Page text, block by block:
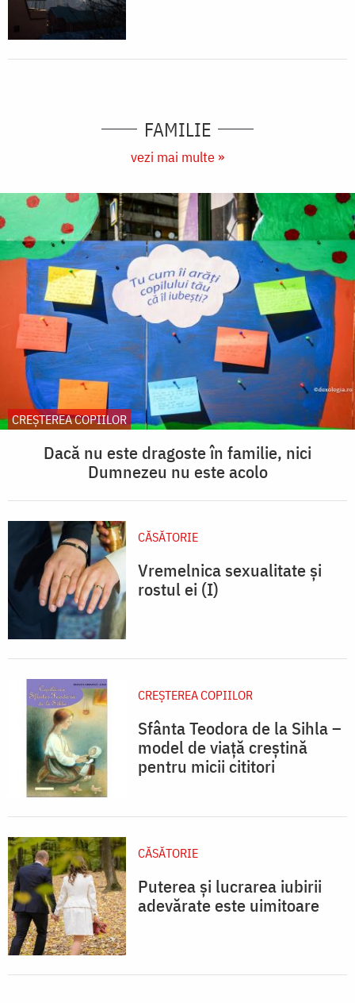
FAMILIE
vezi mai multe »
CREŞTEREA COPIILOR
Dacă nu este dragoste în familie, nici
Dumnezeu nu este acolo
CĂSĂTORIE
Vremelnica sexualitate și
rostul ei (I)
CREŞTEREA COPIILOR
Sfânta Teodora de la Sihla –
model de viaţă creştină
pentru micii cititori
CĂSĂTORIE
Puterea și lucrarea iubirii
adevărate este uimitoare